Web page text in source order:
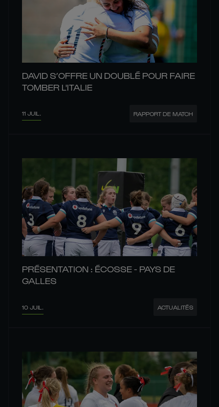
DAVID S’OFFRE UN DOUBLÉ POUR FAIRE
TOMBER L'ITALIE
11 JUIL. RAPPORT DE MATCH
PRÉSENTATION : ÉCOSSE - PAYS DE
GALLES
10 JUIL. ACTUALITÉS